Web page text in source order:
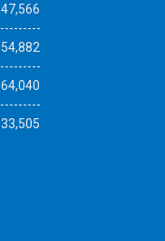
47,566
54,882
64,040
33,505